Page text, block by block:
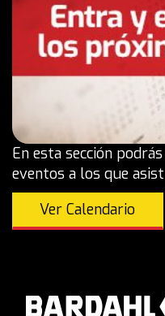
En esta sección
eventos a los que
Ver Calendario